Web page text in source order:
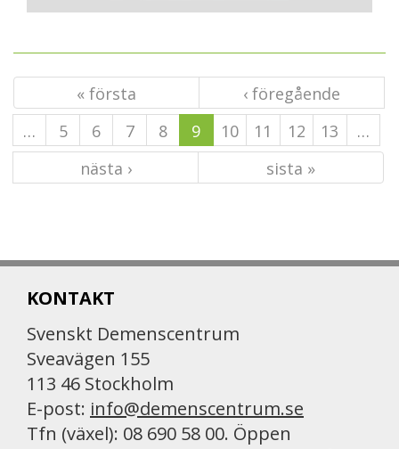
« första
‹ föregående
…
5 6 7 8 9 10 11 12 13
…
nästa ›
sista »
KONTAKT
Svenskt Demenscentrum
Sveavägen 155
113 46 Stockholm
E-post: info@demenscentrum.se
Tfn (växel): 08 690 58 00. Öppen